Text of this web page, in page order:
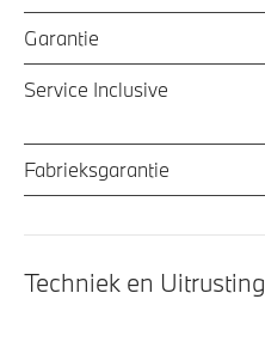
Garantie
Service Inclusive
Fabrieksgarantie
Techniek en Uitrusting